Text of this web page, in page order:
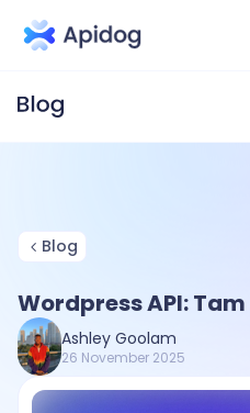
Blog
Wordpress API:
Ashley Goolam
26 November 2025